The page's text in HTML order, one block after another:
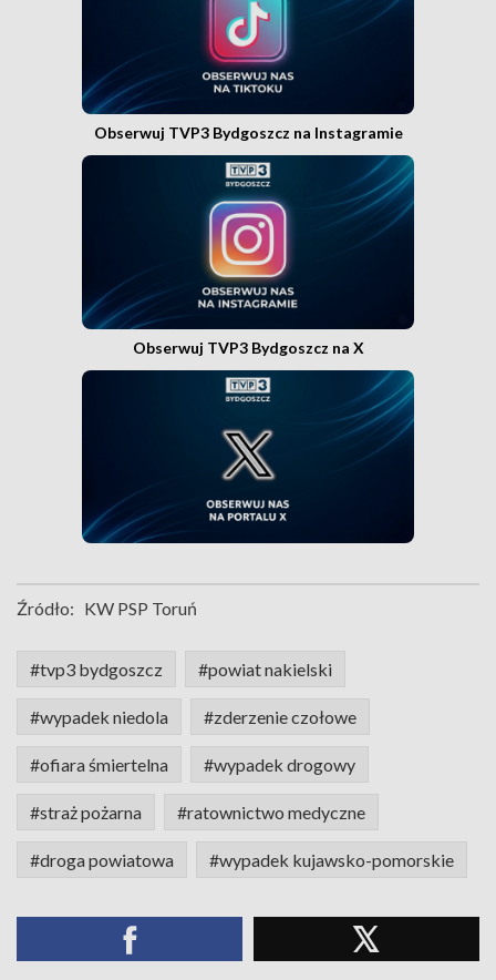
Obserwuj TVP3 Bydgoszcz na Instagramie
Obserwuj TVP3 Bydgoszcz na X
Źródło: KW PSP Toruń
#tvp3 bydgoszcz #powiat nakielski
#wypadek niedola #zderzenie czołowe
#ofiara śmiertelna #wypadek drogowy
#straż pożarna #ratownictwo medyczne
#droga powiatowa #wypadek kujawsko-pomorskie